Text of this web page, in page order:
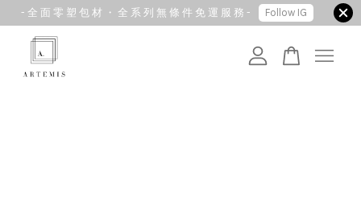
- 全 面 零 塑 包 材 ・ 全 系 列 無 條 件 免 運 服 務 - Follow IG
您的購物車目前還是空的。